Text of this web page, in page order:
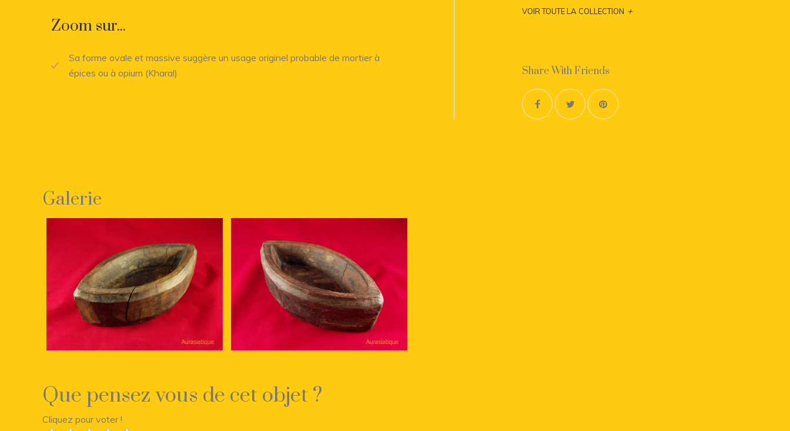
Zoom sur...
Sa forme ovale et massive suggère un usage originel probable de mortier à
épices ou à opium (Kharal)
VOIR TOUTE LA COLLECTION +
Share With Friends
Galerie
Que pensez vous de cet objet ?
Cliquez pour voter !